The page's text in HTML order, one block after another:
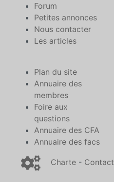
Forum
Petites annonces
Nous contacter
Les articles
Plan du site
Annuaire des
membres
Foire aux
questions
Annuaire des CFA
Annuaire des facs
Charte - Contact